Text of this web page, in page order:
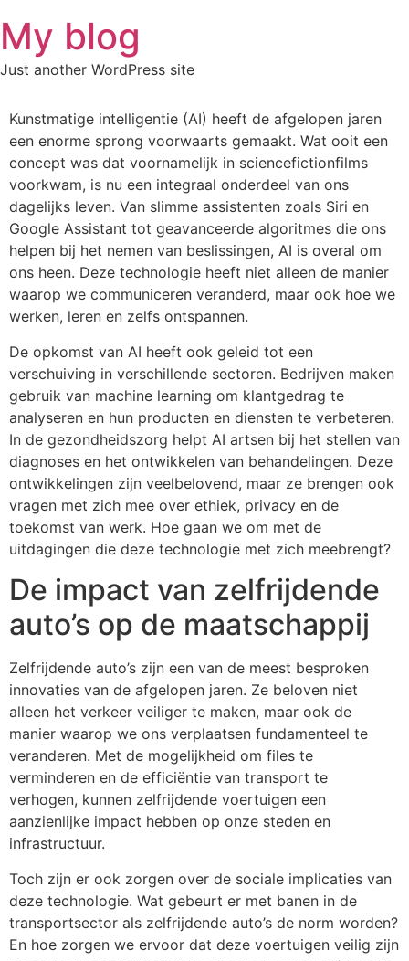
to
content
My blog
Just another WordPress site
Kunstmatige intelligentie (AI) heeft de afgelopen jaren
een enorme sprong voorwaarts gemaakt. Wat ooit een
concept was dat voornamelijk in sciencefictionfilms
voorkwam, is nu een integraal onderdeel van ons
dagelijks leven. Van slimme assistenten zoals Siri en
Google Assistant tot geavanceerde algoritmes die ons
helpen bij het nemen van beslissingen, AI is overal om
ons heen. Deze technologie heeft niet alleen de manier
waarop we communiceren veranderd, maar ook hoe we
werken, leren en zelfs ontspannen.
De opkomst van AI heeft ook geleid tot een
verschuiving in verschillende sectoren. Bedrijven maken
gebruik van machine learning om klantgedrag te
analyseren en hun producten en diensten te verbeteren.
In de gezondheidszorg helpt AI artsen bij het stellen van
diagnoses en het ontwikkelen van behandelingen. Deze
ontwikkelingen zijn veelbelovend, maar ze brengen ook
vragen met zich mee over ethiek, privacy en de
toekomst van werk. Hoe gaan we om met de
uitdagingen die deze technologie met zich meebrengt?
De impact van zelfrijdende
auto’s op de maatschappij
Zelfrijdende auto’s zijn een van de meest besproken
innovaties van de afgelopen jaren. Ze beloven niet
alleen het verkeer veiliger te maken, maar ook de
manier waarop we ons verplaatsen fundamenteel te
veranderen. Met de mogelijkheid om files te
verminderen en de efficiëntie van transport te
verhogen, kunnen zelfrijdende voertuigen een
aanzienlijke impact hebben op onze steden en
infrastructuur.
Toch zijn er ook zorgen over de sociale implicaties van
deze technologie. Wat gebeurt er met banen in de
transportsector als zelfrijdende auto’s de norm worden?
En hoe zorgen we ervoor dat deze voertuigen veilig zijn